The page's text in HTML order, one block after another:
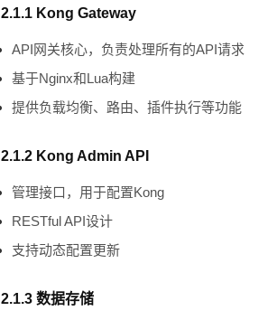
2.1.1 Kong Gateway
API网关核心，负责处理所有的API请求
基于Nginx和Lua构建
提供负载均衡、路由、插件执行等功能
2.1.2 Kong Admin API
管理接口，用于配置Kong
RESTful API设计
支持动态配置更新
2.1.3 数据存储